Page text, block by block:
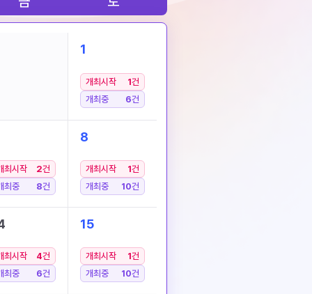
1
개최시작 1건
개최중
6건
최시작 2건
최중
8건
8
개최시작 1건
개최중
10건
최시작 4건
최중
6건
15
개최시작 1건
개최중
10건